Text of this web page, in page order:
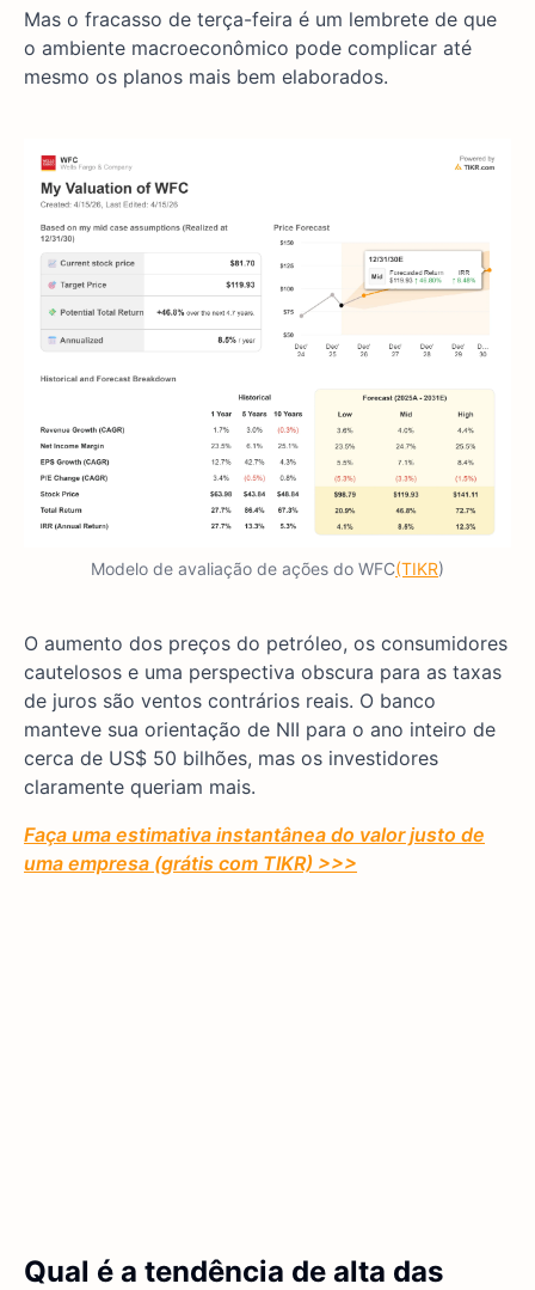
Mas o fracasso de terça-feira é um lembrete de que
o ambiente macroeconômico pode complicar até
mesmo os planos mais bem elaborados.
Modelo de avaliação de ações do WFC(TIKR)
O aumento dos preços do petróleo, os consumidores
cautelosos e uma perspectiva obscura para as taxas
de juros são ventos contrários reais. O banco
manteve sua orientação de NII para o ano inteiro de
cerca de US$ 50 bilhões, mas os investidores
claramente queriam mais.
Faça uma estimativa instantânea do valor justo de
uma empresa (grátis com TIKR) >>>
Qual é a tendência de alta das